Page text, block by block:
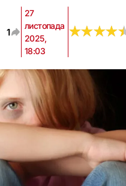
1
27
листопада
2025,
18:03
★★★★
★★★★